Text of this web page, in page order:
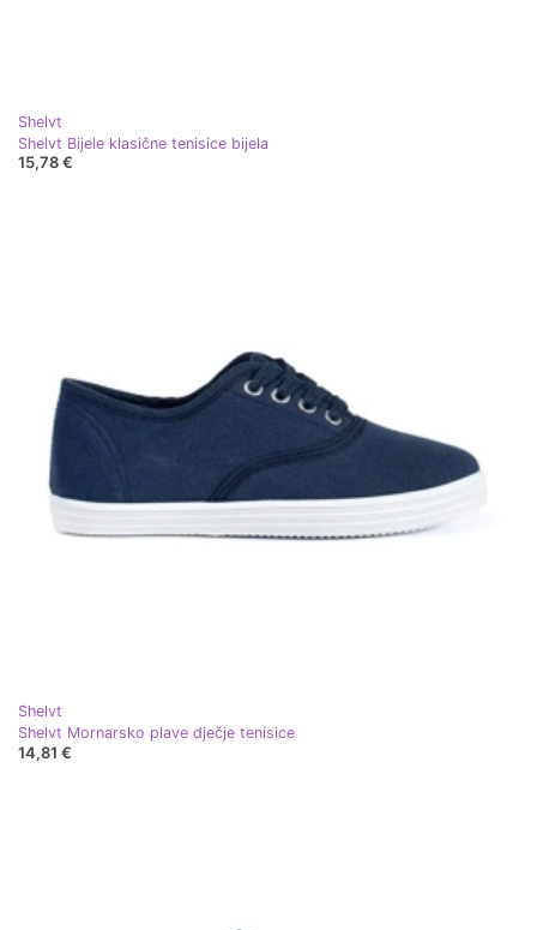
Shelvt
Shelvt Bijele klasične tenisice bijela
15,78 €
Shelvt
Shelvt Mornarsko plave dječje tenisice
14,81 €